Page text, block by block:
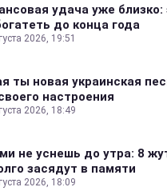
удача уже близко:
до конца года
2026, 19:51
ты новая украинская
настроения
2026, 18:49
не уснешь до утра: 8
засядут в памяти
2026, 18:09